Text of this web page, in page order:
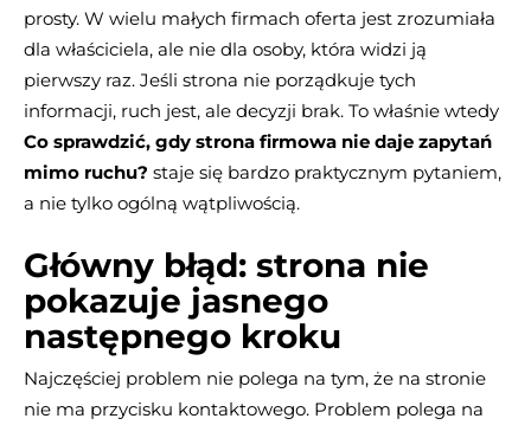
prosty. W wielu małych firmach oferta jest zrozumiała
dla właściciela, ale nie dla osoby, która widzi ją
pierwszy raz. Jeśli strona nie porządkuje tych
informacji, ruch jest, ale decyzji brak. To właśnie wtedy
Co sprawdzić, gdy strona firmowa nie daje zapytań
mimo ruchu? staje się bardzo praktycznym pytaniem,
a nie tylko ogólną wątpliwością.
Główny błąd: strona nie
pokazuje jasnego
następnego kroku
Najczęściej problem nie polega na tym, że na stronie
nie ma przycisku kontaktowego. Problem polega na